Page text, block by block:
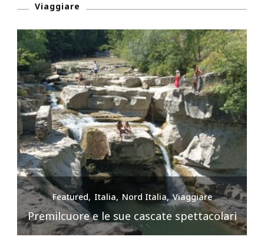
Viaggiare
Featured Italia Nord Italia Viaggiare
Premilcuore e le sue cascate spettacolari